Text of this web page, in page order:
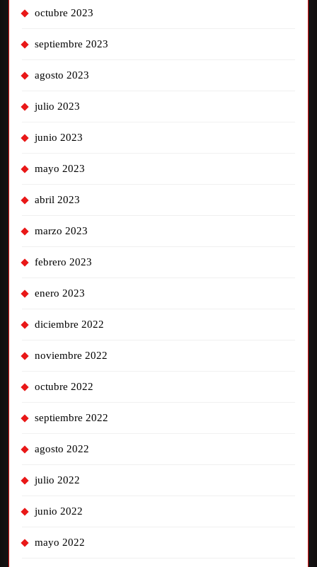
octubre 2023
septiembre 2023
agosto 2023
julio 2023
junio 2023
mayo 2023
abril 2023
marzo 2023
febrero 2023
enero 2023
diciembre 2022
noviembre 2022
octubre 2022
septiembre 2022
agosto 2022
julio 2022
junio 2022
mayo 2022